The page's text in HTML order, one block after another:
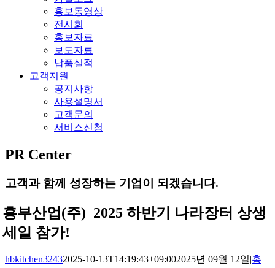
홍보동영상
전시회
홍보자료
보도자료
납품실적
고객지원
공지사항
사용설명서
고객문의
서비스신청
PR Center
고객과 함께 성장하는 기업이 되겠습니다.
흥부산업(주) 2025 하반기 나라장터 상생
세일 참가!
hbkitchen32432025-10-13T14:19:43+09:002025년 09월 12일|홍